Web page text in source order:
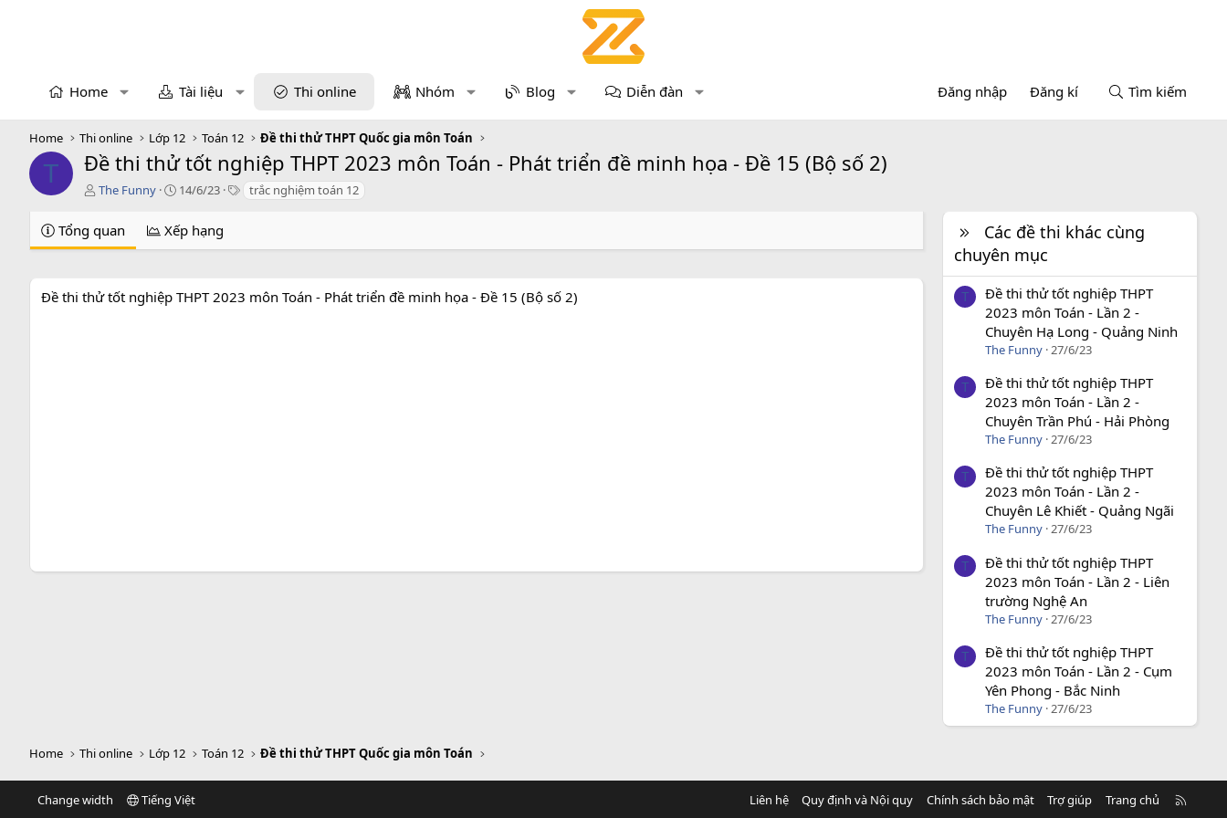
Home Tài liệu Thi online Nhóm Blog Diễn đàn Đăng nhập Đăng kí Tìm kiếm
Home Thi online Lớp 12 Toán 12 Đề thi thử THPT Quốc gia môn Toán
T Đề thi thử tốt nghiệp THPT 2023 môn Toán - Phát triển đề minh họa - Đề 15 (Bộ số 2)
T
g
i
The Funny
C
e
a
t
n
14/6/23
T trắc nghiệm toán 12
Tổng quan Xếp hạng
Đề thi thử tốt nghiệp THPT 2023 môn Toán - Phát triển đề minh họa - Đề 15 (Bộ số 2)
Các đề thi khác cùng
chuyên mục
T
Đề thi thử tốt nghiệp THPT
2023 môn Toán - Lần 2 -
Chuyên Hạ Long - Quảng Ninh
The Funny 27/6/23
T
Đề thi thử tốt nghiệp THPT
2023 môn Toán - Lần 2 -
Chuyên Trần Phú - Hải Phòng
The Funny 27/6/23
T
Đề thi thử tốt nghiệp THPT
2023 môn Toán - Lần 2 -
Chuyên Lê Khiết - Quảng Ngãi
The Funny 27/6/23
T
Đề thi thử tốt nghiệp THPT
2023 môn Toán - Lần 2 - Liên
trường Nghệ An
The Funny 27/6/23
T
Đề thi thử tốt nghiệp THPT
2023 môn Toán - Lần 2 - Cụm
Yên Phong - Bắc Ninh
The Funny 27/6/23
Home Thi online Lớp 12 Toán 12 Đề thi thử THPT Quốc gia môn Toán
Change width Tiếng Việt Liên hệ Quy định và Nội quy Chính sách bảo mật Trợ giúp Trang chủ